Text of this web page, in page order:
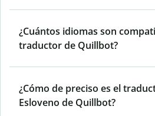
¿Cuántos idiomas son
traductor de Quillbot?
¿Cómo de preciso es el
Esloveno de Quillbot?